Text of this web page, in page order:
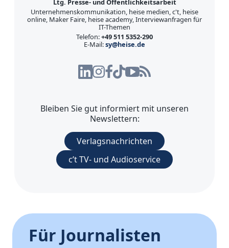
Ltg. Presse- und Öffentlichkeitsarbeit
Unternehmenskommunikation, heise medien, c't, heise
online, Maker Faire, heise academy, Interviewanfragen für
IT-Themen
Telefon:+49 511 5352-290
E-Mail:sy@heise.de
Bleiben Sie gut informiert mit unseren
Newslettern:
Verlagsnachrichten
c’t TV- und Audioservice
Für Journalisten